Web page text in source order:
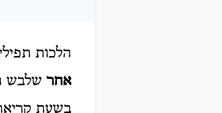
הלכות
אחר שלבש
בשעת